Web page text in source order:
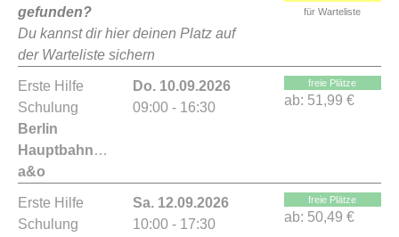
gefunden?
Du kannst dir hier deinen Platz auf
der Warteliste sichern
für Warteliste
Erste Hilfe
Schulung
Berlin
Hauptbahnhof
a&o
Do. 10.09.2026
09:00 - 16:30
freie Plätze
ab: 51,99 €
Erste Hilfe
Schulung
Sa. 12.09.2026
10:00 - 17:30
freie Plätze
ab: 50,49 €